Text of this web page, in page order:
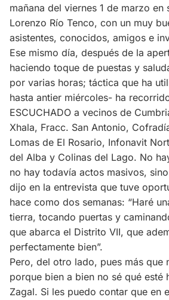
mañana del viernes 1 de marzo en
Lorenzo Río Tenco, con un muy
asistentes, conocidos, amigos e
Ese mismo día, después de la
haciendo toque de puestas y
por varias horas; táctica que ha
hasta antier miércoles- ha
ESCUCHADO a vecinos de
Xhala, Fracc. San Antonio,
Lomas de El Rosario, Infonavit
del Alba y Colinas del Lago. No
no hay todavía actos masivos,
dijo en la entrevista que tuve
hace como dos semanas: “Haré
tierra, tocando puertas y
que abarca el Distrito VII, que
perfectamente bien”.
Pero, del otro lado, pues más que
porque bien a bien no sé qué esté
Zagal. Si les puedo contar que en